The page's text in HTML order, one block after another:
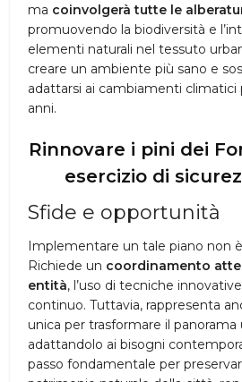
ma coinvolgerà tutte le
promuovendo la biodiversità e
elementi naturali nel tessuto
creare un ambiente più sano e
adattarsi ai cambiamenti climatici
anni.
Rinnovare i pini dei
esercizio di
Sfide e opportunità
Implementare un tale piano non
Richiede un coordinamento
entità, l’uso di tecniche
continuo. Tuttavia, rappresenta
unica per trasformare il panorama
adattandolo ai bisogni
passo fondamentale per